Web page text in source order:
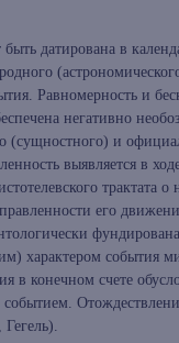
датирована в
Равномерность и
негативно
(сущностного) и
выявляется в
трактата
его
характером события
в конечном счете
событием.